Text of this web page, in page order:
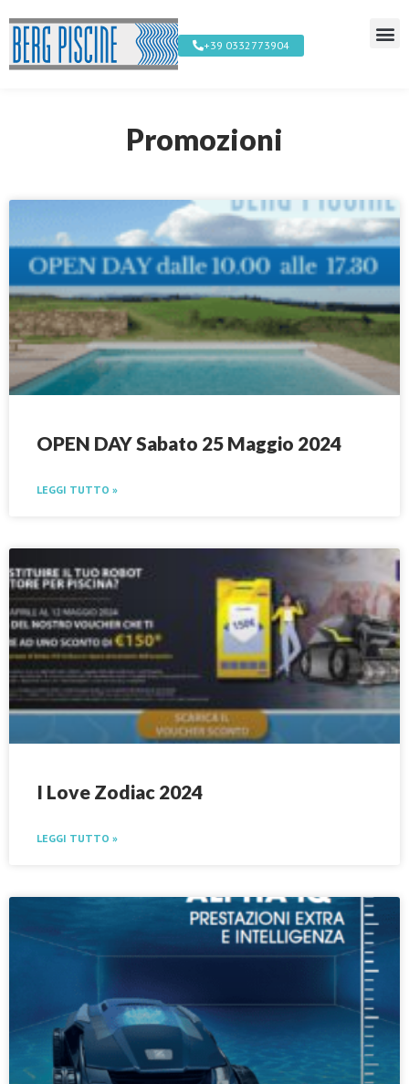
+39 0332773904
Promozioni
OPEN DAY Sabato 25 Maggio 2024
LEGGI TUTTO »
I Love Zodiac 2024
LEGGI TUTTO »